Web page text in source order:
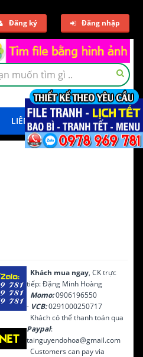
Đăng ký Đăng nhập
LIÊN HỆ TẢI DEMO
Khách mua ngay, CK trực
tiếp: Đặng Minh Hoàng
Momo:0906196550
- VCB:0291000250717
Khách có thể thanh toán qua
Paypal:
tainguyendohoa@gmail.com
Customers can pay via